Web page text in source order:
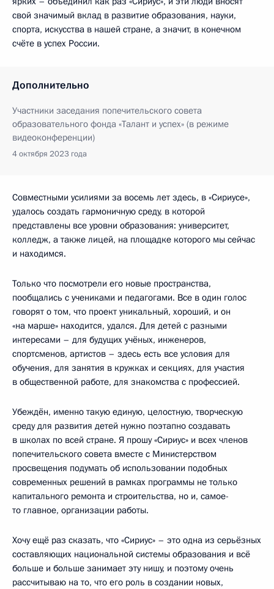
свой значимый вклад в развитие образования, науки,
спорта, искусства в нашей стране, а значит, в конечном
счёте в успех России.
Дополнительно
Участники заседания попечительского совета
образовательного фонда «Талант и успех» (в режиме
видеоконференции)
4 октября 2023 года
Совместными усилиями за восемь лет здесь, в «Сириусе»,
удалось создать гармоничную среду, в которой
представлены все уровни образования: университет,
колледж, а также лицей, на площадке которого мы сейчас
и находимся.
Только что посмотрели его новые пространства,
пообщались с учениками и педагогами. Все в один голос
говорят о том, что проект уникальный, хороший, и он
«на марше» находится, удался. Для детей с разными
интересами – для будущих учёных, инженеров,
спортсменов, артистов – здесь есть все условия для
обучения, для занятия в кружках и секциях, для участия
в общественной работе, для знакомства с профессией.
Убеждён, именно такую единую, целостную, творческую
среду для развития детей нужно поэтапно создавать
в школах по всей стране. Я прошу «Сириус» и всех членов
попечительского совета вместе с Министерством
просвещения подумать об использовании подобных
современных решений в рамках программы не только
капитального ремонта и строительства, но и, самое-
то главное, организации работы.
Хочу ещё раз сказать, что «Сириус» – это одна из серьёзных
составляющих национальной системы образования и всё
больше и больше занимает эту нишу, и поэтому очень
рассчитываю на то, что его роль в создании новых,